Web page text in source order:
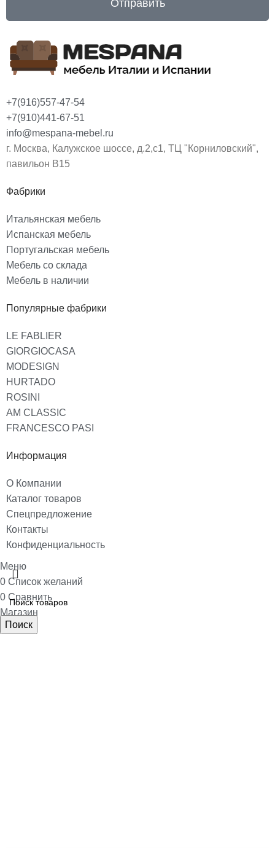
Отправить
+7(916)557-47-54
+7(910)441-67-51
info@mespana-mebel.ru
г. Москва, Калужское шоссе, д.2,с1, ТЦ "Корниловский",
павильон В15
Фабрики
Итальянская мебель
Испанская мебель
Португальская мебель
Мебель со склада
Мебель в наличии
Популярные фабрики
LE FABLIER
GIORGIOCASA
MODESIGN
HURTADO
ROSINI
AM CLASSIC
FRANCESCO PASI
Информация
О Компании
Каталог товаров
Спецпредложение
Контакты
Конфиденциальность
Поиск
Меню
0 Список желаний
0 Сравнить
Магазин